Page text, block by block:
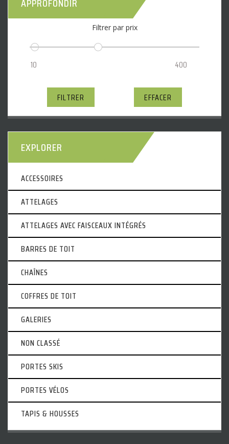
Filtrer par prix
FILTRER EFFACER
EXPLORER
ACCESSOIRES
ATTELAGES
ATTELAGES AVEC FAISCEAUX INTÉGRÉS
BARRES DE TOIT
CHAÎNES
COFFRES DE TOIT
GALERIES
NON CLASSÉ
PORTES SKIS
PORTES VÉLOS
TAPIS & HOUSSES